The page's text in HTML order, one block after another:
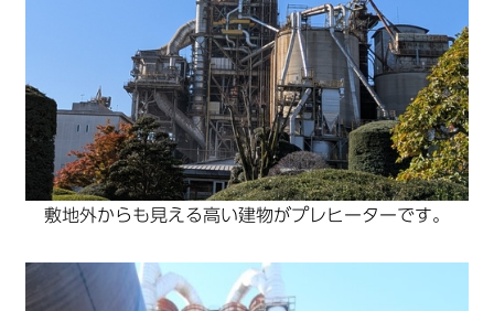
敷地外からも見える高い建物がプレヒーターです。